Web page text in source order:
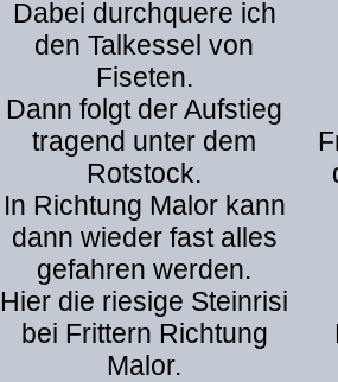
Dabei durchquere ich
den Talkessel von
Fiseten.
Dann folgt der Aufstieg
tragend unter dem
Rotstock.
In Richtung Malor kann
dann wieder fast alles
gefahren werden.
Hier die riesige Steinrisi
bei Frittern Richtung
Malor.